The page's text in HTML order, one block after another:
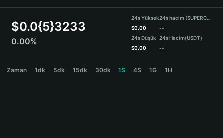
हिन्दी
Español
Português (Brasil)
$0.0{5}3233
0.00%
24s Yüksek
$0.00
24s Düşük
$0.00
24s hacim (SUPERCOIN)
--
24s Hacim(USDT)
--
Zaman 1dk 5dk 15dk 30dk 1S 4S 1G 1H